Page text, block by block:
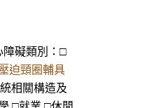
障礙類別：□
迫頸圈輔具
相關構造及